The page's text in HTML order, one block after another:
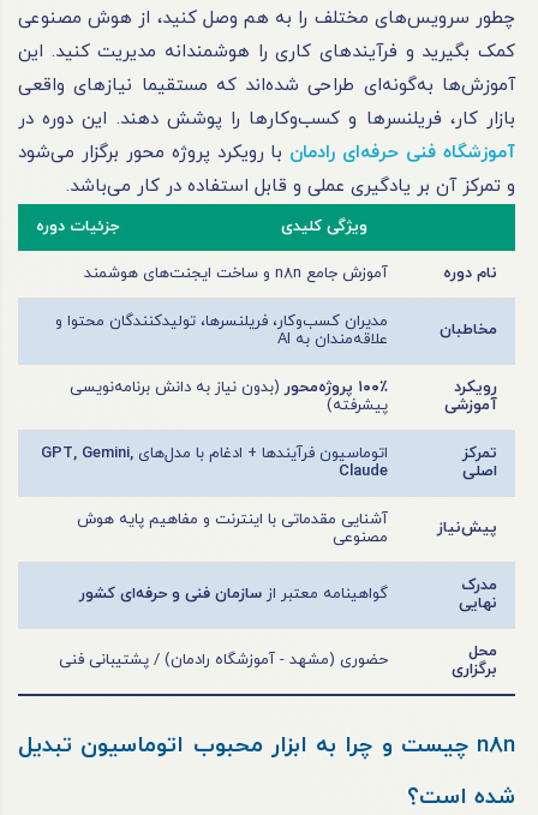
چطور سرویس‌های مختلف را به هم وصل کنید، از هوش مصنوعی
کمک بگیرید و فرآیندهای کاری را هوشمندانه مدیریت کنید. این
آموزش‌ها به‌گونه‌ای طراحی شده‌اند که مستقیما نیازهای واقعی
بازار کار، فریلنسرها و کسب‌وکارها را پوشش دهند. این دوره در
آموزشگاه فنی حرفه‌ای رادمان با رویکرد پروژه محور برگزار می‌شود
و تمرکز آن بر یادگیری عملی و قابل استفاده در کار می‌باشد.
ویژگی کلیدی جزئیات دوره
نام دوره آموزش جامع n8n و ساخت ایجنت‌های هوشمند
مخاطبان
مدیران کسب‌وکار، فریلنسرها، تولیدکنندگان محتوا و
علاقه‌مندان به AI
رویکرد
آموزشی
۱۰۰٪ پروژه‌محور
(بدون نیاز به دانش برنامه‌نویسی
پیشرفته)
تمرکز
اصلی
اتوماسیون فرآیندها + ادغام با مدل‌های GPT, Gemini,
Claude
پیش‌نیاز
آشنایی مقدماتی با اینترنت و مفاهیم پایه هوش
مصنوعی
مدرک
نهایی
گواهینامه معتبر از سازمان فنی و حرفه‌ای کشور
محل
برگزاری
حضوری (مشهد - آموزشگاه رادمان) / پشتیبانی فنی
n8n چیست و چرا به ابزار محبوب اتوماسیون تبدیل
شده است؟